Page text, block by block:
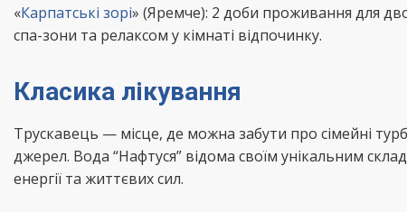
«Карпатські зорі» (Яремче): 2 доби проживання для
спа-зони та релаксом у кімнаті відпочинку.
Класика лікування
Трускавець — місце, де можна забути про сімейні
джерел. Вода “Нафтуся” відома своїм унікальним
енергії та життєвих сил.